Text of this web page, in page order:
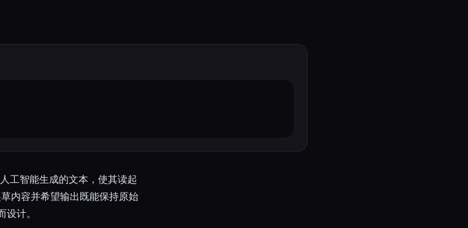
工智能生成的文本，使其读起
内容并希望输出既能保持原始
计。